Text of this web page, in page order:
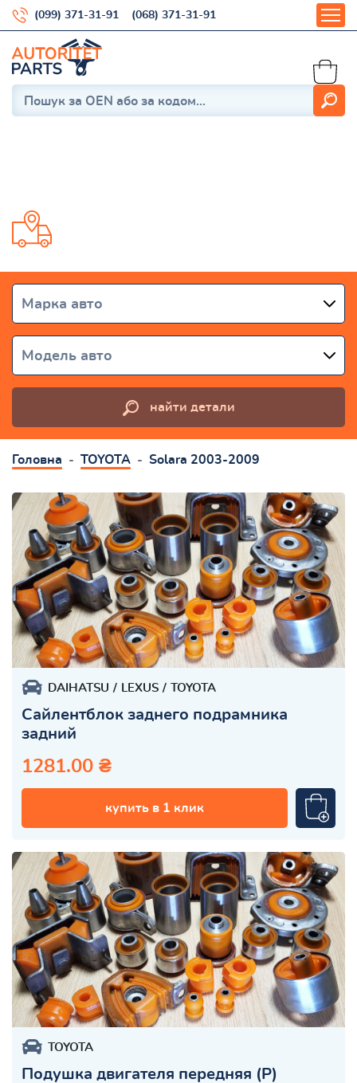
(099) 371-31-91 (068) 371-31-91
Марка авто
Модель авто
найти детали
Головна TOYOTA Solara 2003-2009
DAIHATSU LEXUS TOYOTA
Сайлентблок заднего подрамника
задний
1281.00 ₴
купить в 1 клик
TOYOTA
Подушка двигателя передняя (Р)